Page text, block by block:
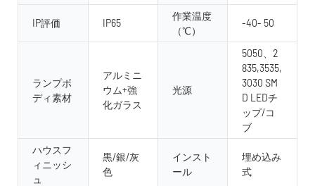
IP評価 IP65
作業温度
（℃）
-40- 50
ランプボ
ディ素材
アルミニ
ウム+強
化ガラス
光源
5050、2
835,3535,
3030 SM
D LEDチ
ップ/コ
ブ
ハウスフ
ィニッシ
ュ
黒/銀/灰
色
インスト
ール
埋め込み
式